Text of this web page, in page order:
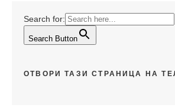
Search for:
Search Button
ОТВОРИ ТАЗИ СТРАНИЦА НА